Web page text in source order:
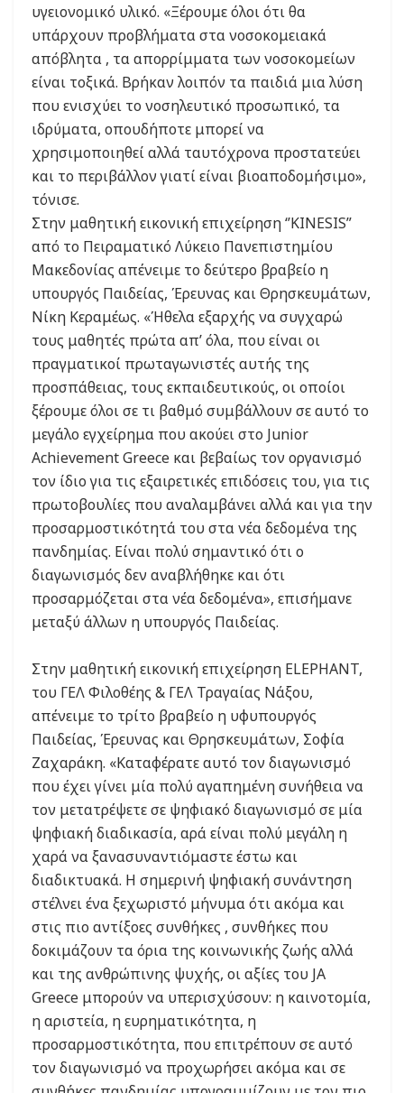
υγειονομικό υλικό. «Ξέρουμε όλοι ότι θα
υπάρχουν προβλήματα στα νοσοκομειακά
απόβλητα , τα απορρίμματα των νοσοκομείων
είναι τοξικά. Βρήκαν λοιπόν τα παιδιά μια λύση
που ενισχύει το νοσηλευτικό προσωπικό, τα
ιδρύματα, οπουδήποτε μπορεί να
χρησιμοποιηθεί αλλά ταυτόχρονα προστατεύει
και το περιβάλλον γιατί είναι βιοαποδομήσιμο»,
τόνισε.
Στην μαθητική εικονική επιχείρηση ‘’KINESIS”
από το Πειραματικό Λύκειο Πανεπιστημίου
Μακεδονίας απένειμε το δεύτερο βραβείο η
υπουργός Παιδείας, Έρευνας και Θρησκευμάτων,
Νίκη Κεραμέως. «Ήθελα εξαρχής να συγχαρώ
τους μαθητές πρώτα απ’ όλα, που είναι οι
πραγματικοί πρωταγωνιστές αυτής της
προσπάθειας, τους εκπαιδευτικούς, οι οποίοι
ξέρουμε όλοι σε τι βαθμό συμβάλλουν σε αυτό το
μεγάλο εγχείρημα που ακούει στο Junior
Achievement Greece και βεβαίως τον οργανισμό
τον ίδιο για τις εξαιρετικές επιδόσεις του, για τις
πρωτοβουλίες που αναλαμβάνει αλλά και για την
προσαρμοστικότητά του στα νέα δεδομένα της
πανδημίας. Είναι πολύ σημαντικό ότι ο
διαγωνισμός δεν αναβλήθηκε και ότι
προσαρμόζεται στα νέα δεδομένα», επισήμανε
μεταξύ άλλων η υπουργός Παιδείας.
Στην μαθητική εικονική επιχείρηση ΕLEPHANT,
του ΓΕΛ Φιλοθέης & ΓΕΛ Τραγαίας Νάξου,
απένειμε το τρίτο βραβείο η υφυπουργός
Παιδείας, Έρευνας και Θρησκευμάτων, Σοφία
Ζαχαράκη. «Καταφέρατε αυτό τον διαγωνισμό
που έχει γίνει μία πολύ αγαπημένη συνήθεια να
τον μετατρέψετε σε ψηφιακό διαγωνισμό σε μία
ψηφιακή διαδικασία, αρά είναι πολύ μεγάλη η
χαρά να ξανασυναντιόμαστε έστω και
διαδικτυακά. Η σημερινή ψηφιακή συνάντηση
στέλνει ένα ξεχωριστό μήνυμα ότι ακόμα και
στις πιο αντίξοες συνθήκες , συνθήκες που
δοκιμάζουν τα όρια της κοινωνικής ζωής αλλά
και της ανθρώπινης ψυχής, οι αξίες του JA
Greece μπορούν να υπερισχύσουν: η καινοτομία,
η αριστεία, η ευρηματικότητα, η
προσαρμοστικότητα, που επιτρέπουν σε αυτό
τον διαγωνισμό να προχωρήσει ακόμα και σε